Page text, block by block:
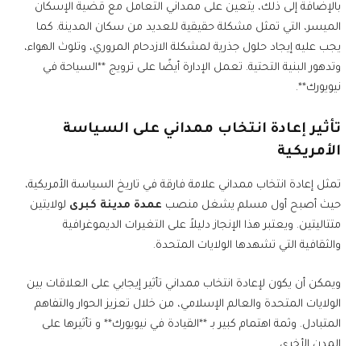
بالإضافة إلى ذلك، يتعين على ممداني التعامل مع قضية الإسكان
الميسر، التي تمثل مشكلة حقيقية للعديد من سكان المدينة. كما
يجب عليه إيجاد حلول جذرية لمشكلة الازدحام المروري، وتلوث الهواء،
وتدهور البنية التحتية. تعمل الإدارة أيضًا على ترويج **السياحة في
نيويورك**.
تأثير إعادة انتخاب ممداني على السياسة
الأمريكية
تمثل إعادة انتخاب ممداني علامة فارقة في تاريخ السياسة الأمريكية،
حيث أصبح أول مسلم يشغل منصب عمدة مدينة كبرى لولايتين
متتاليتين. ويعتبر هذا الإنجاز دليلاً على التغيرات الديموغرافية
والثقافية التي تشهدها الولايات المتحدة.
ويمكن أن يكون لإعادة انتخاب ممداني تأثير إيجابي على العلاقات بين
الولايات المتحدة والعالم الإسلامي، من خلال تعزيز الحوار والتفاهم
المتبادل. وثمة اهتمام كبير بـ **القيادة في نيويورك** و تأثيرها على